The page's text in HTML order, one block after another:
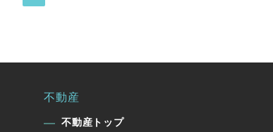
不動産
不動産トップ